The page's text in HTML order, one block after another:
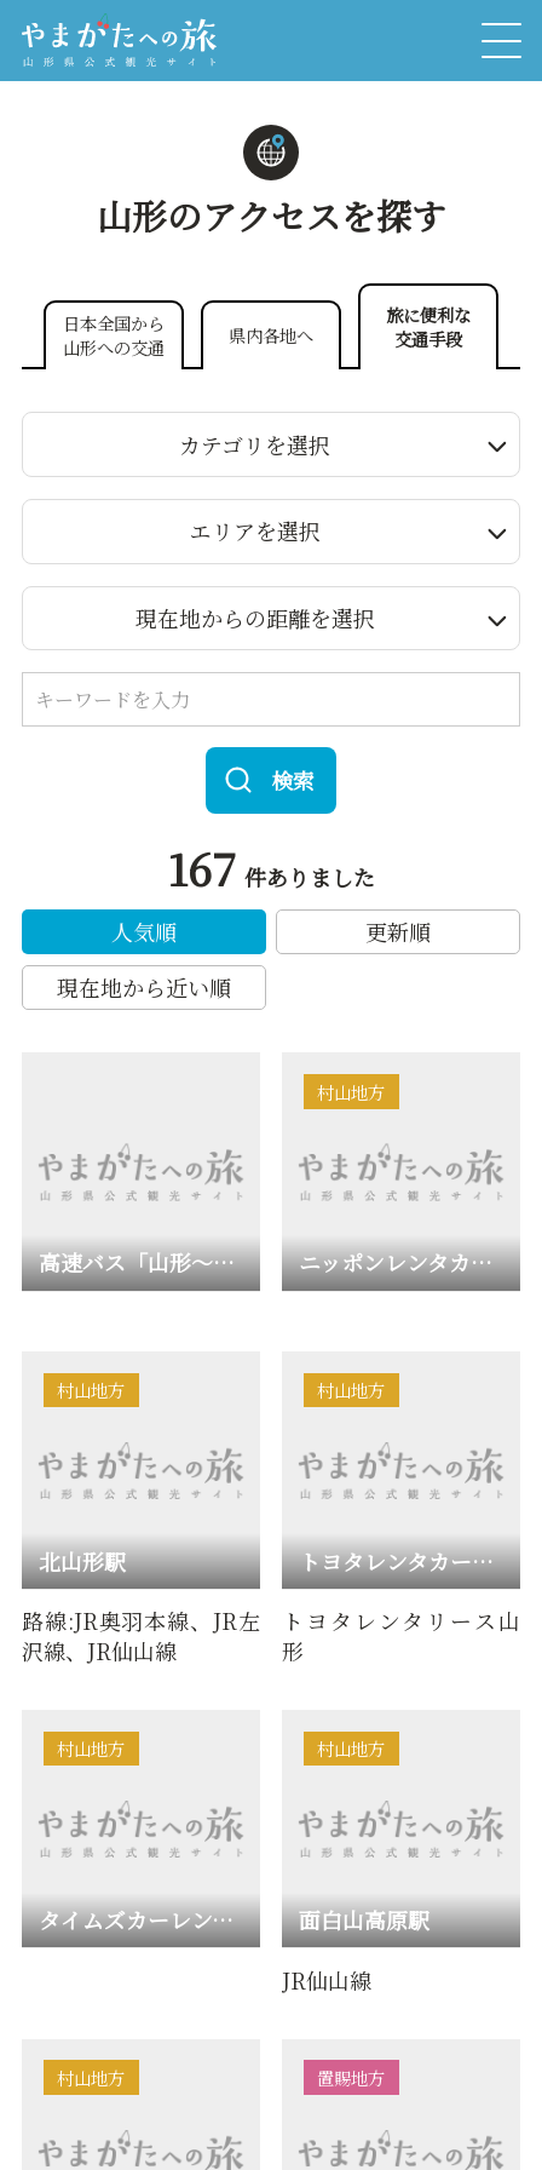
山形のアクセスを探す
日本全国から
山形への交通
県内各地へ
旅に便利な
交通手段
カテゴリを選択
エリアを選択
現在地からの距離を選択
検索
167 件ありました
人気順
更新順
現在地から近い順
高速バス「山形～仙台空港線」 ニッポンレンタカー東北山形駅前営業所
村山地方
北山形駅
村山地方
路線:JR奥羽本線、JR左
沢線、JR仙山線
トヨタレンタカー北山形駅前店
村山地方
トヨタレンタリース山
形
タイムズカーレンタル山形駅前店
村山地方
面白山高原駅
村山地方
JR仙山線
村山地方 置賜地方